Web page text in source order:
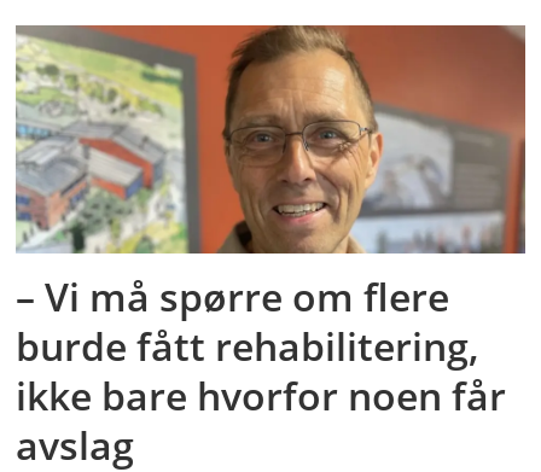
– Vi må spørre om flere
burde fått rehabilitering,
ikke bare hvorfor noen får
avslag